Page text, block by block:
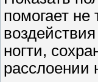
помогает
ногти,
расслоении